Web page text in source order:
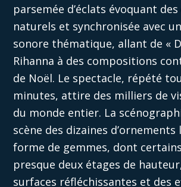
parsemée d’éclats évoquant
naturels et synchronisée avec
sonore thématique, allant de «
Rihanna à des compositions
de Noël. Le spectacle, répété
minutes, attire des milliers de
du monde entier. La
scène des dizaines d’ornements
forme de gemmes, dont
presque deux étages de
surfaces réfléchissantes et des